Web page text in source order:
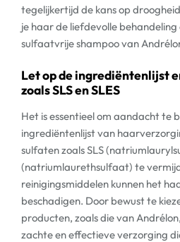
tegelijkertijd de kans op
je haar de liefdevolle
sulfaatvrije shampoo van
Let op de ingrediëntenlijst
zoals SLS en SLES
Het is essentieel om aandacht te
ingrediëntenlijst van
sulfaten zoals SLS
(natriumlaurethsulfaat) te
reinigingsmiddelen kunnen het
beschadigen. Door bewust te
producten, zoals die van
zachte en effectieve verzorging